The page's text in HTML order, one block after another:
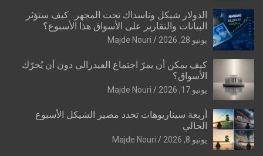
الدولار شيكل وناسداك تحت المجهر.. كيف ستؤثر
البيانات والتقارير على الأسواق هذا الأسبوع؟
يونيو 28, 2026 Majde Nouri
كيف يمكن أن يمرّ اجتماع الفيدرالي دون أن يُحرّك
الأسواق؟
يونيو 17, 2026 Majde Nouri
أربعة سيناريوهات تحدد مصير الشيكل الأسبوع
الحالي
يونيو 8, 2026 Majde Nouri